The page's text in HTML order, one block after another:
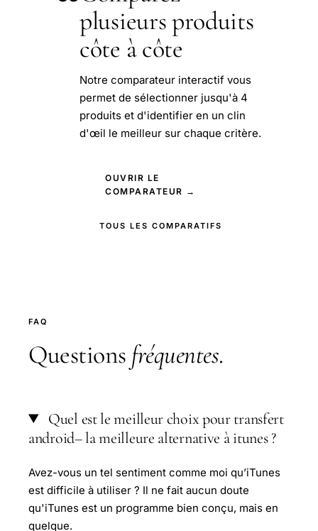
plusieurs produits
côte à côte
Notre comparateur interactif vous
permet de sélectionner jusqu'à 4
produits et d'identifier en un clin
d'œil le meilleur sur chaque critère.
OUVRIR LE
COMPARATEUR →
TOUS LES COMPARATIFS
FAQ
Questions fréquentes.
Quel est le meilleur choix pour transfert
android– la meilleure alternative à itunes ?
Avez-vous un tel sentiment comme moi qu’iTunes
est difficile à utiliser ? Il ne fait aucun doute
qu'iTunes est un programme bien conçu, mais en
quelque.